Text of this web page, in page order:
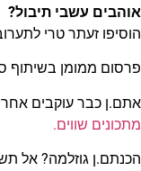
אוהבים עשבי תיבול?
הוסיפו זעתר טרי
פרסום ממומן בשיתוף
אתם.ן כבר עוקבים
מתכונים שווים.
הכנתם.ן גוזלמה? אל